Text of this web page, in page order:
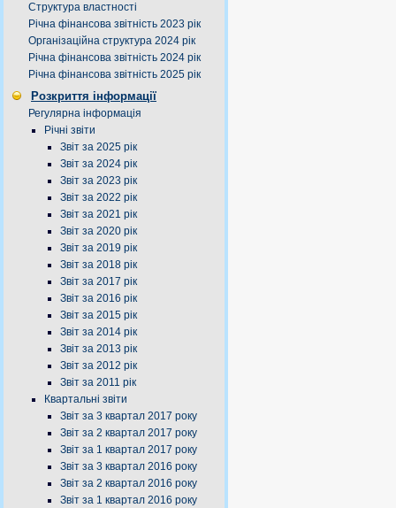
Структура властності
Річна фінансова звітність 2023 рік
Організаційна структура 2024 рік
Річна фінансова звітність 2024 рік
Річна фінансова звітність 2025 рік
Розкриття інформації
Регулярна інформація
Річні звіти
Звіт за 2025 рік
Звіт за 2024 рік
Звіт за 2023 рік
Звіт за 2022 рік
Звіт за 2021 рік
Звіт за 2020 рік
Звіт за 2019 рік
Звіт за 2018 рік
Звіт за 2017 рік
Звіт за 2016 рік
Звіт за 2015 рік
Звіт за 2014 рік
Звіт за 2013 рік
Звіт за 2012 рік
Звіт за 2011 рік
Квартальні звіти
Звіт за 3 квартал 2017 року
Звіт за 2 квартал 2017 року
Звіт за 1 квартал 2017 року
Звіт за 3 квартал 2016 року
Звіт за 2 квартал 2016 року
Звіт за 1 квартал 2016 року